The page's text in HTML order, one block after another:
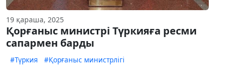
19 қараша, 2025
Қорғаныс министрі Түркияға ресми
сапармен барды
#Түркия #Қорғаныс министрлігі